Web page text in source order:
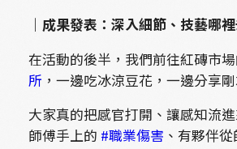
｜成果發表：深入細節、技藝哪
在活動的後半，我們前往紅磚市
所 ，一邊吃冰涼豆花，一邊分享
大家真的把感官打開、讓感知流
師傅手上的 #職業傷害 、有夥伴